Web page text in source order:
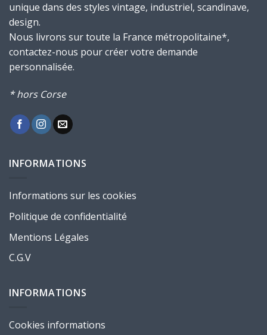
unique dans des styles vintage, industriel, scandinave,
design.
Nous livrons sur toute la France métropolitaine*,
contactez-nous pour créer votre demande
personnalisée.
* hors Corse
INFORMATIONS
Informations sur les cookies
Politique de confidentialité
Mentions Légales
C.G.V
INFORMATIONS
Cookies informations